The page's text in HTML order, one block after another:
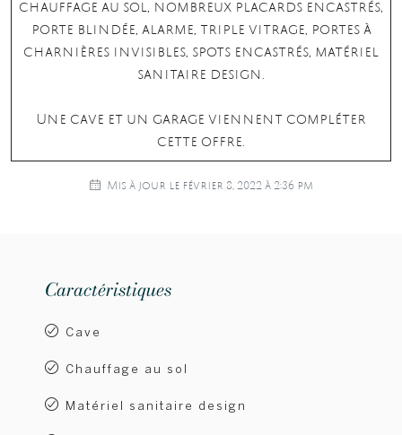
chauffage au sol, nombreux placards encastrés,
porte blindée, alarme, triple vitrage, portes à
charnières invisibles, spots encastrés, matériel
sanitaire design.
Une cave et un garage viennent compléter
cette offre.
Mis à jour le février 8, 2022 à 2:36 pm
Caractéristiques
Cave
Chauffage au sol
Matériel sanitaire design